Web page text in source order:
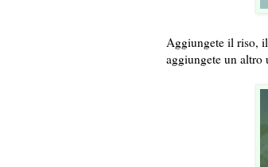
Aggiungete il riso,
aggiungete un altro